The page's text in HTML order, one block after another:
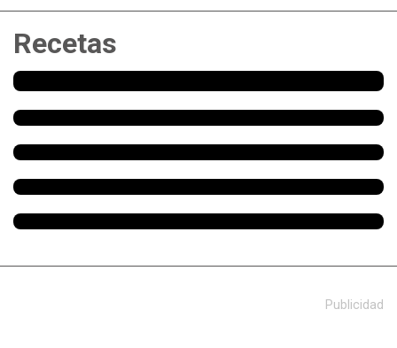
Recetas
Publicidad